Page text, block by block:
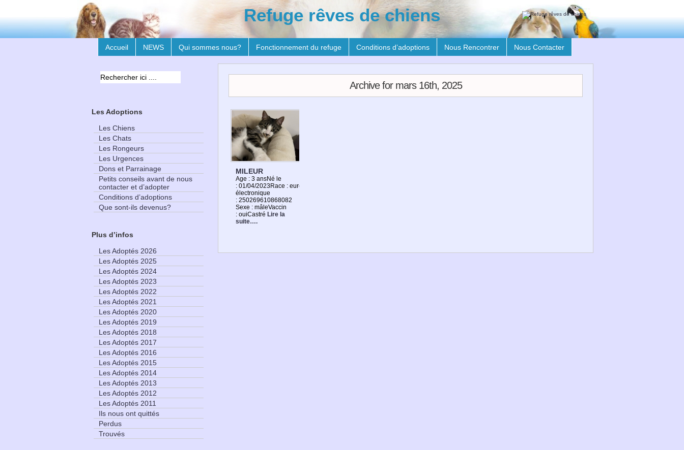
Refuge rêves de chiens
Accueil NEWS Qui sommes nous? Fonctionnement du refuge Conditions d’adoptions Nous Rencontrer Nous Contacter
Archive for mars 16th, 2025
MILEUR
Age : 3 ansNé le
: 01/04/2023Race : européenIdentification
électronique
: 250269610868082
Sexe : mâleVaccin
: ouiCastré Lire la
suite….
Les Adoptions
Les Chiens
Les Chats
Les Rongeurs
Les Urgences
Dons et Parrainage
Petits conseils avant de nous
contacter et d’adopter
Conditions d’adoptions
Que sont-ils devenus?
Plus d’infos
Les Adoptés 2026
Les Adoptés 2025
Les Adoptés 2024
Les Adoptés 2023
Les Adoptés 2022
Les Adoptés 2021
Les Adoptés 2020
Les Adoptés 2019
Les Adoptés 2018
Les Adoptés 2017
Les Adoptés 2016
Les Adoptés 2015
Les Adoptés 2014
Les Adoptés 2013
Les Adoptés 2012
Les Adoptés 2011
Ils nous ont quittés
Perdus
Trouvés